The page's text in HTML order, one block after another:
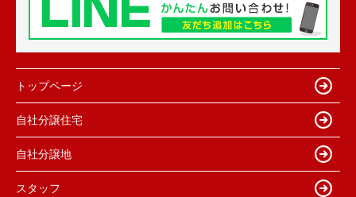
トップページ
自社分譲住宅
自社分譲地
スタッフ